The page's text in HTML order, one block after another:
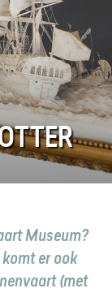
Museum?
er ook
(met